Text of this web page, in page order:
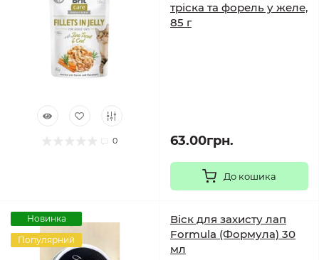
0
тріска та форель у желе,
85 г
63.00грн.
До кошика
Новинка
Популярний
Віск для захисту лап
Formula (Формула) 30
мл